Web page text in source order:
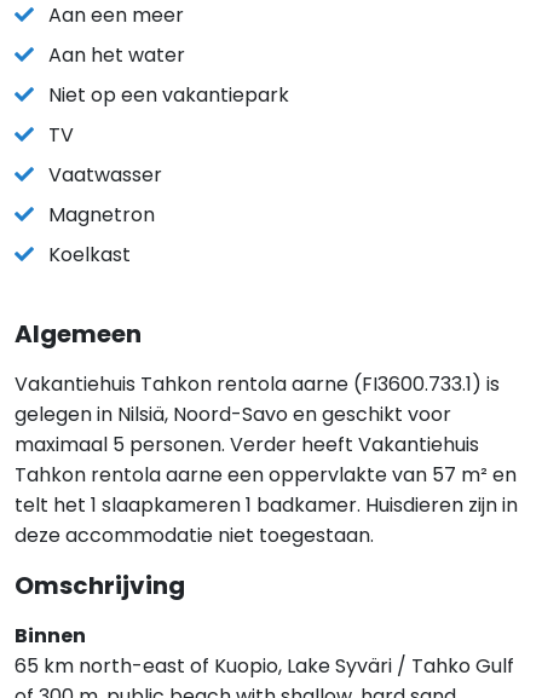
Aan een meer
Aan het water
Niet op een vakantiepark
TV
Vaatwasser
Magnetron
Koelkast
Algemeen
Vakantiehuis Tahkon rentola aarne (FI3600.733.1) is
gelegen in Nilsiä, Noord-Savo en geschikt voor
maximaal 5 personen. Verder heeft Vakantiehuis
Tahkon rentola aarne een oppervlakte van 57 m² en
telt het 1 slaapkameren 1 badkamer. Huisdieren zijn in
deze accommodatie niet toegestaan.
Omschrijving
Binnen
65 km north-east of Kuopio, Lake Syväri / Tahko Gulf